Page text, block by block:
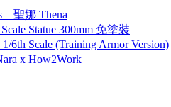
– 聖娜 Thena
Statue 300mm 免塗裝
6th Scale (Training Armor Version)
x How2Work